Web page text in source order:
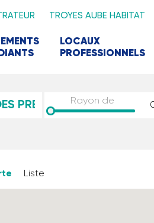
TROYES AUBE HABITAT
LOCAUX
PROFESSIONNELS
Rayon de
Liste